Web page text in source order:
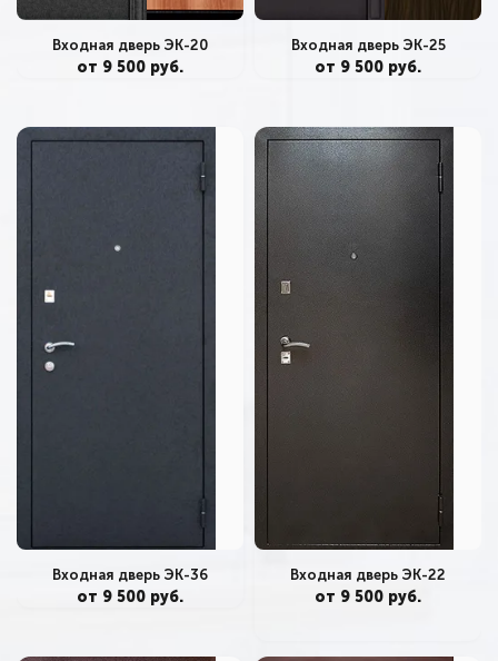
Входная дверь ЭК-20
от 9 500 руб.
Входная дверь ЭК-25
от 9 500 руб.
Входная дверь ЭК-36
от 9 500 руб.
Входная дверь ЭК-22
от 9 500 руб.